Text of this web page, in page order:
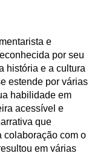
e
por seu
história e a cultura
estende por várias
habilidade em
acessível e
que
colaboração com o
em várias